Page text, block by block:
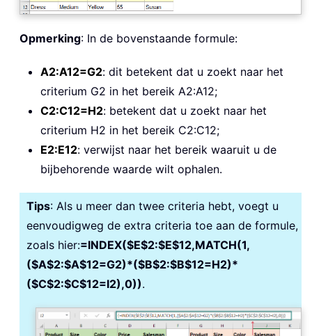
Opmerking: In de bovenstaande formule:
A2:A12=G2: dit betekent dat u zoekt naar het
criterium G2 in het bereik A2:A12;
C2:C12=H2: betekent dat u zoekt naar het
criterium H2 in het bereik C2:C12;
E2:E12: verwijst naar het bereik waaruit u de
bijbehorende waarde wilt ophalen.
Tips: Als u meer dan twee criteria hebt, voegt u
eenvoudigweg de extra criteria toe aan de formule,
zoals hier:=INDEX($E$2:$E$12,MATCH(1,
($A$2:$A$12=G2)*($B$2:$B$12=H2)*
($C$2:$C$12=I2),0)).